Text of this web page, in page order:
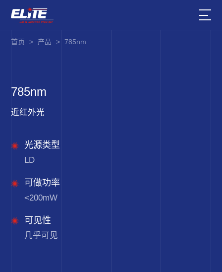
首页 > 产品 > 785nm
785nm
近红外光
光源类型
LD
可做功率
<200mW
可见性
几乎可见